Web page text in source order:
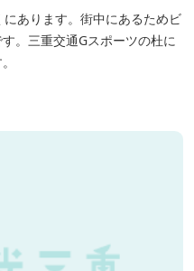
あります。街中にあるためビ
。三重交通Gスポーツの杜に